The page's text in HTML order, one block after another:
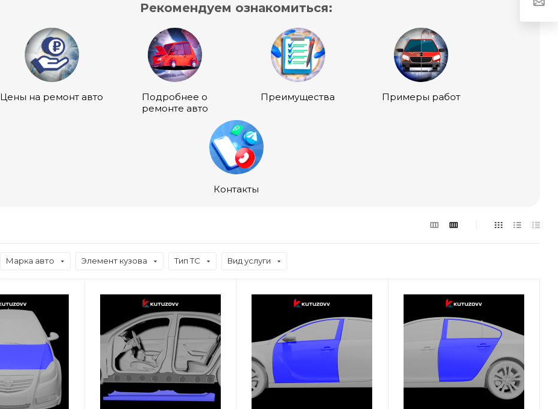
Рекомендуем ознакомиться:
Цены на ремонт авто
Подробнее о
ремонте авто
Преимущества Примеры работ
Контакты
Марка авто Элемент кузова Тип ТС Вид услуги